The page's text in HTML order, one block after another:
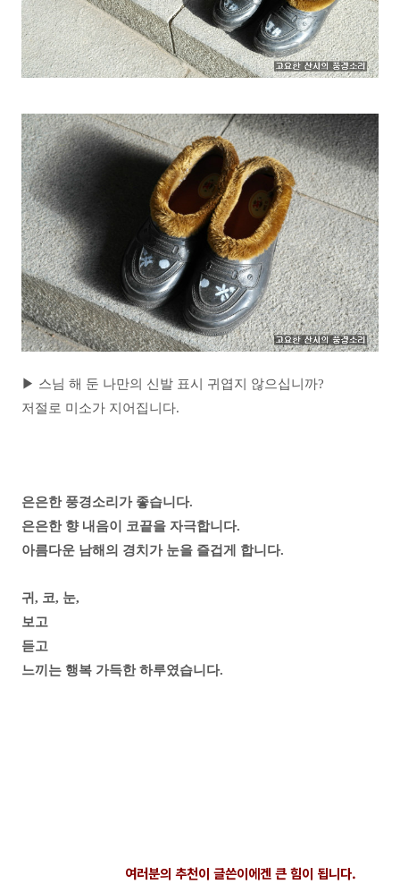
▶ 스님 해 둔 나만의 신발 표시 귀엽지 않으십니까?
저절로 미소가 지어집니다.
은은한 풍경소리가 좋습니다.
은은한 향 내음이 코끝을 자극합니다.
아름다운 남해의 경치가 눈을 즐겁게 합니다.
귀, 코, 눈,
보고
듣고
느끼는 행복 가득한 하루였습니다.
여러분의 추천이 글쓴이에겐 큰 힘이 됩니다.